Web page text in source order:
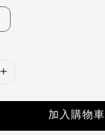
加入購物車